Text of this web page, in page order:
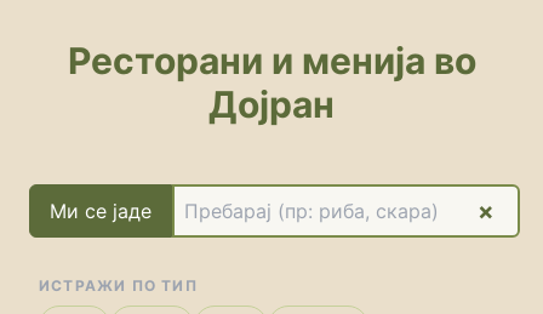
Ресторани и менија во
Дојран
Ми се јаде ×
ИСТРАЖИ ПО ТИП
Фук Так Бургер - Дојран
Bar „Re-Form“ - Дојран
Fast food "Džina" - Дојран
Fish Restaurant „Fuk-Tak“ -
Primavera Cucina Italiana -
Restaurant „Boemi“ -
Restaurant Nota - Дојран